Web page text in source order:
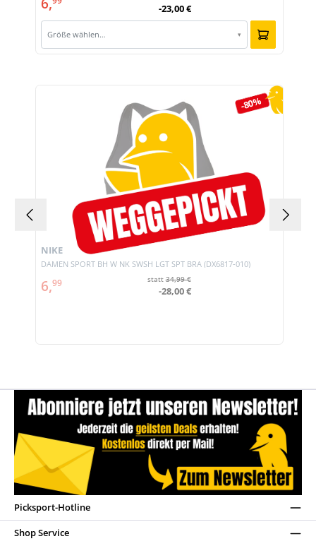
-23,00 €
Größe wählen… ▾
-80%
DAMEN SPORT BH W NK SWSH LGT SPT BRA (DX6817-010)
NIKE
6,99 statt34,99 €
-28,00 €
Picksport-Hotline
Shop Service